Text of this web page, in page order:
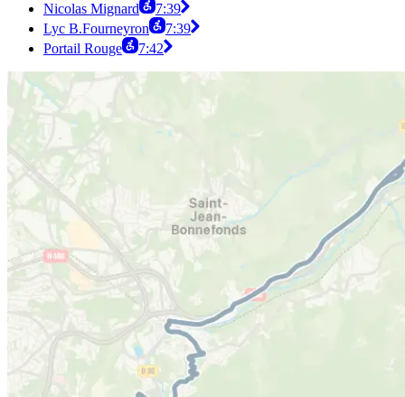
Nicolas Mignard
7:39
Lyc B.Fourneyron
7:39
Portail Rouge
7:42